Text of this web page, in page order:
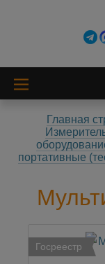
Главная
портативные
Госреестр